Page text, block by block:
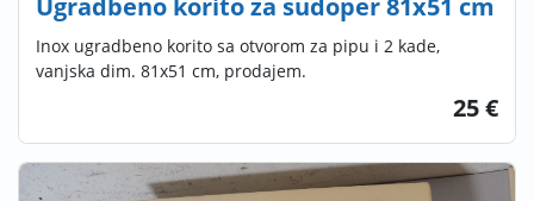
Ugradbeno korito za sudoper 81x51 cm
Inox ugradbeno korito sa otvorom za pipu i 2 kade,
vanjska dim. 81x51 cm, prodajem.
25 €